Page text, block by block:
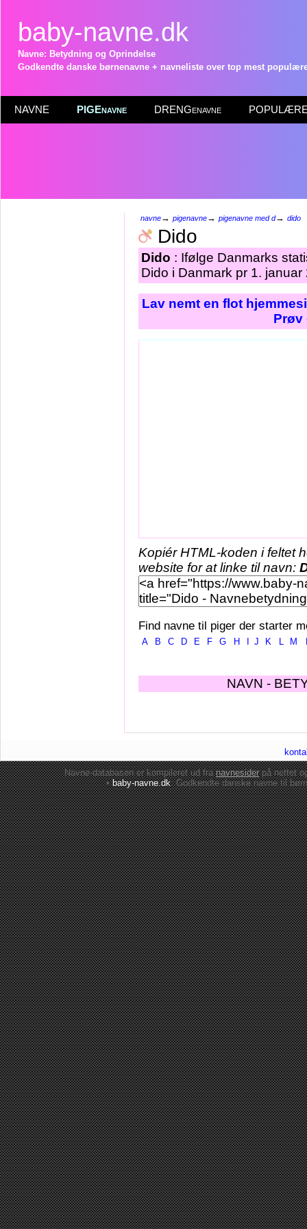
baby-navne.dk
Navne: Betydning og Oprindelse
Godkendte danske børnenavne + navneliste over top mest
NAVNE PIGEnavne DRENGenavne POPULÆRE
navne→ pigenavne→ pigenavne med d→ dido
Dido
Dido : Ifølge Danmarks
Dido i Danmark pr 1. januar
Lav nemt en flot
Prøv
Kopiér HTML-koden i feltet
website for at linke til navn:
Find navne til piger der starter
A B C D E F G H J K L M
NAVN -
Navne-databasen er kompileret ud franavnesiderpå nettet
•baby-navne.dk: Godkendte danskenavne til børn